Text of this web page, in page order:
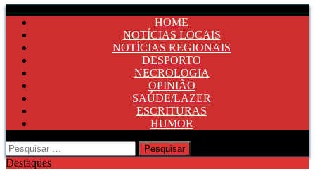
HOME
NOTÍCIAS LOCAIS
NOTÍCIAS REGIONAIS
DESPORTO
NECROLOGIA
OPINIÃO
SAÚDE/LAZER
ESCRITURAS
HUMOR
Pesquisar
por:
Destaques